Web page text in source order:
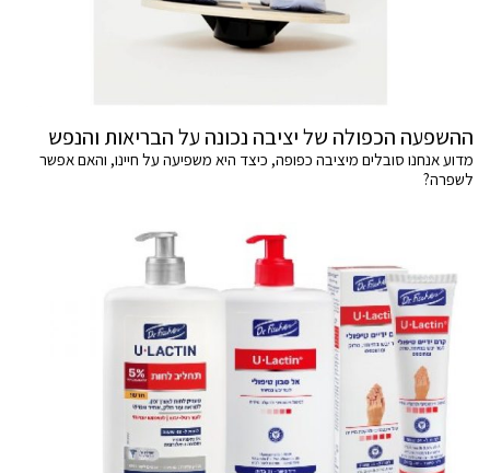
ההשפעה הכפולה של יציבה נכונה על הבריאות והנפש
מדוע אנחנו סובלים מיציבה כפופה, כיצד היא משפיעה על חיינו, והאם אפשר
לשפרה?